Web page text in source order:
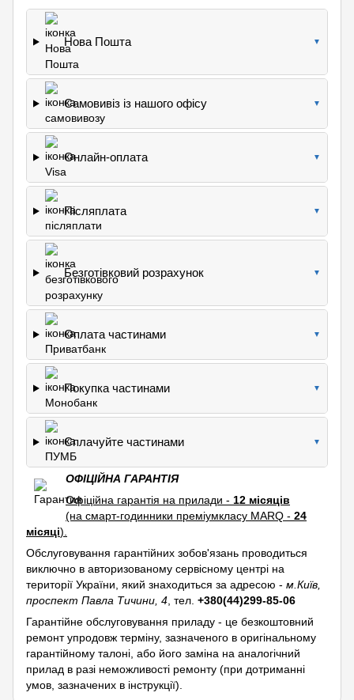
Нова Пошта ▼
Самовивіз із нашого офісу ▼
Онлайн-оплата ▼
Післяплата ▼
Безготівковий розрахунок ▼
Оплата частинами ▼
Покупка частинами ▼
Сплачуйте частинами ▼
ОФІЦІЙНА ГАРАНТІЯ
Офіційна гарантія на прилади - 12 місяців
(на смарт-годинники преміумкласу MARQ - 24
місяці).
Обслуговування гарантійних зобов'язань проводиться
виключно в авторизованому сервісному центрі на
території України, який знаходиться за адресою - м.Київ,
проспект Павла Тичини, 4 , тел. +380(44)299-85-06
Гарантійне обслуговування приладу - це безкоштовний
ремонт упродовж терміну, зазначеного в оригінальному
гарантійному талоні, або його заміна на аналогічний
прилад в разі неможливості ремонту (при дотриманні
умов, зазначених в інструкції).